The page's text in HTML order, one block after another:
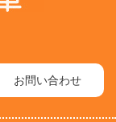
お問い合わせ